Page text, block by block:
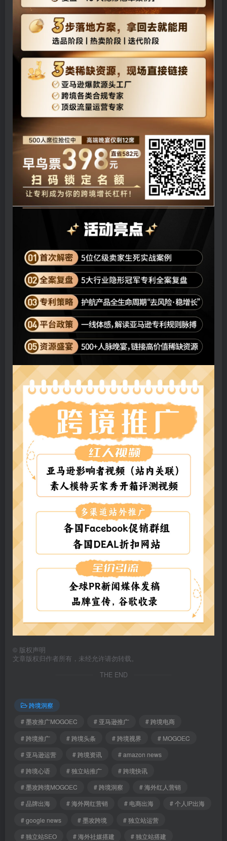
© 版权声明
文章版权归作者所有，未经允许请勿转载。
THE END
跨境洞察
# 墨攻推广MOGOEC
# 亚马逊推广
# 跨境电商
# 跨境推广
# 跨境头条 # 跨境视界
# MOGOEC
# 亚马逊运营
# 跨境资讯
# amazon news
# 跨境心语
# 独立站推广
# 跨境快讯
# 墨攻跨境MOGOEC
# 跨境洞察
# 海外红人营销
# 品牌出海
# 海外网红营销 # 电商出海
# 个人IP出海
# google news
# 墨攻跨境
# 独立站运营
# 独立站SEO
# 海外社媒搭建
# 独立站搭建